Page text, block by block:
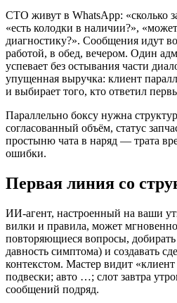
СТО живут в WhatsApp: «сколько
«есть колодки в наличии?»,
диагностику?». Сообщения идут
работой, в обед, вечером. Один
успевает без остывания части
упущенная выручка: клиент
и выбирает того, кто ответил
Параллельно боксу нужна
согласованный объём, статус
простыню чата в наряд — трата
ошибки.
Первая линия со
ИИ-агент, настроенный на ваши
вилки и правила, может мгновенно
повторяющиеся вопросы,
давность симптома) и создавать
контекстом. Мастер видит
подвески; авто …; слот завтра
сообщений подряд.